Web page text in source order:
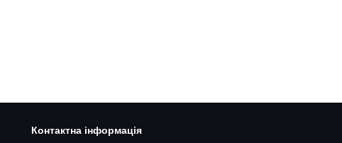
Контактна інформація